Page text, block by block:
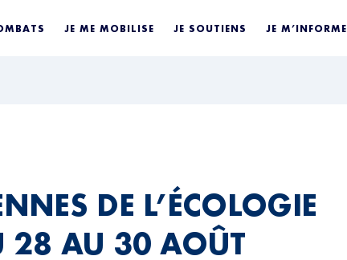
JE ME MOBILISE JE SOUTIENS JE M’INFORME
DE L’ÉCOLOGIE
28 AU 30 AOÛT